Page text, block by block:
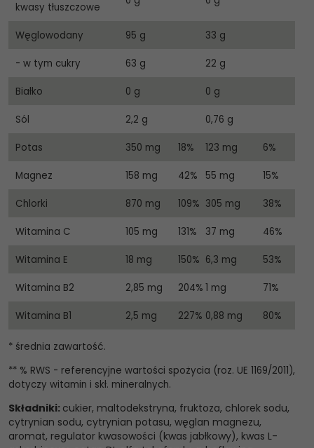
kwasy tłuszczowe
Węglowodany 95 g 33 g
- w tym cukry 63 g 22 g
Białko 0 g 0 g
Sól 2,2 g 0,76 g
Potas 350 mg 18% 123 mg 6%
Magnez 158 mg 42% 55 mg 15%
Chlorki 870 mg 109% 305 mg 38%
Witamina C 105 mg 131% 37 mg 46%
Witamina E 18 mg 150% 6,3 mg 53%
Witamina B2 2,85 mg 204% 1 mg 71%
Witamina B1 2,5 mg 227% 0,88 mg 80%
* średnia zawartość.
** % RWS - referencyjne wartości spożycia (roz. UE 1169/2011),
dotyczy witamin i skł. mineralnych.
Składniki: cukier, maltodekstryna, fruktoza, chlorek sodu,
cytrynian sodu, cytrynian potasu, węglan magnezu,
aromat, regulator kwasowości (kwas jabłkowy), kwas L-